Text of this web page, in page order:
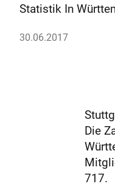
Statistik In
30.06.2017
Die
717.